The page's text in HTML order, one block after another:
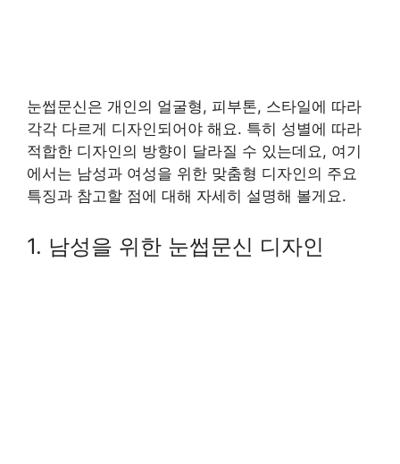
눈썹문신은 개인의 얼굴형, 피부톤, 스타일에 따라
각각 다르게 디자인되어야 해요. 특히 성별에 따라
적합한 디자인의 방향이 달라질 수 있는데요, 여기
에서는 남성과 여성을 위한 맞춤형 디자인의 주요
특징과 참고할 점에 대해 자세히 설명해 볼게요.
1. 남성을 위한 눈썹문신 디자인